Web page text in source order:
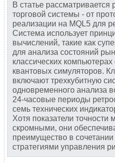
В статье рассматривается
торговой системы - от
реализации на MQL5 для
Система использует
вычислений, такие как
для анализа состояний
классических
квантовых симуляторов.
включают трехкубитную
одновременного анализа
24-часовые периоды
семь технических
Хотя показатели точности
скромными, они
преимущество в
стратегиями управления